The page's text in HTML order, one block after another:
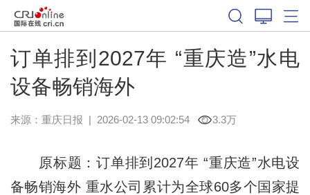
订单排到2027年 “重庆造”水电
设备畅销海外
来源： 重庆日报 | 2026-02-13 09:02:54 3.3万
原标题：订单排到2027年 “重庆造”水电设
备畅销海外 重水公司累计为全球60多个国家提